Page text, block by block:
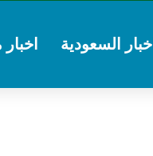
اخبار السعودية